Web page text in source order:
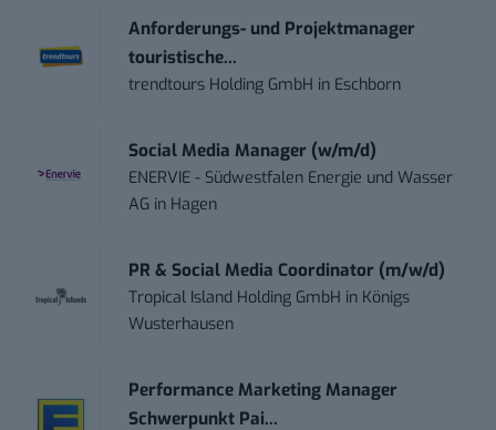
Anforderungs- und Projektmanager
touristische...
trendtours Holding GmbH in Eschborn
Social Media Manager (w/m/d)
ENERVIE - Südwestfalen Energie und Wasser
AG in Hagen
PR & Social Media Coordinator (m/w/d)
Tropical Island Holding GmbH in Königs
Wusterhausen
Performance Marketing Manager
Schwerpunkt Pai...